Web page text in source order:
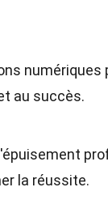
numériques
au succès.
la réussite.